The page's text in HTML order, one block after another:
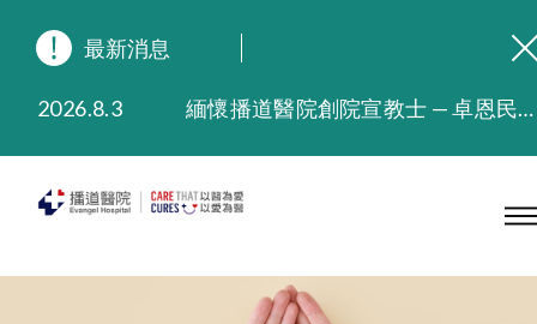
最新消息
2026.8.3
緬懷播道醫院創院宣教士 — 卓恩民醫生香港追思會
2025.9.23
本院在暴雨或颱風警告信號 (包括黑色暴雨及8號或以上熱帶氣旋警告信號) 下，仍會維持有限度服務。如有查詢，可致電2711 5222。
2025.7.21
播道醫院手機App已推出查閱病歷記錄及求診資料功能，請即下載